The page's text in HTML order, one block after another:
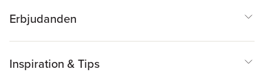
Erbjudanden
Inspiration & Tips